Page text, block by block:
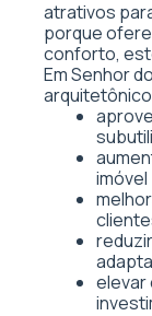
atrativos
porque
conforto,
Em Senhor
imóvel
elevar